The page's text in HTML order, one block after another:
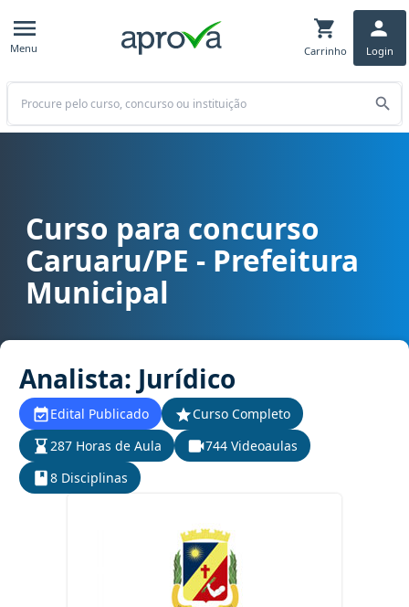
Menu Carrinho Login
Buscar
Curso para concurso Caruaru/PE - Prefeitura Municipal cargo
Curso para concurso
Caruaru/PE - Prefeitura
Municipal
Analista: Jurídico
Edital Publicado
Curso Completo
287 Horas de Aula
744 Videoaulas
8 Disciplinas